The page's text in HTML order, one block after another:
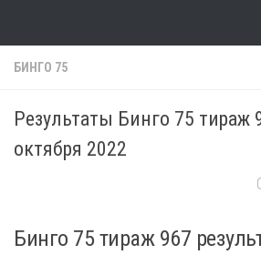
БИНГО 75
Результаты Бинго 75 тираж
октября 2022
Бинго 75 тираж 967